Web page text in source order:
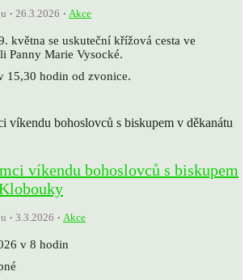
26.3.2026 Akce
května se uskuteční křížová cesta ve
Panny Marie Vysocké.
15,30 hodin od zvonice.
víkendu bohoslovců s biskupem
3.3.2026 Akce
v 8 hodin